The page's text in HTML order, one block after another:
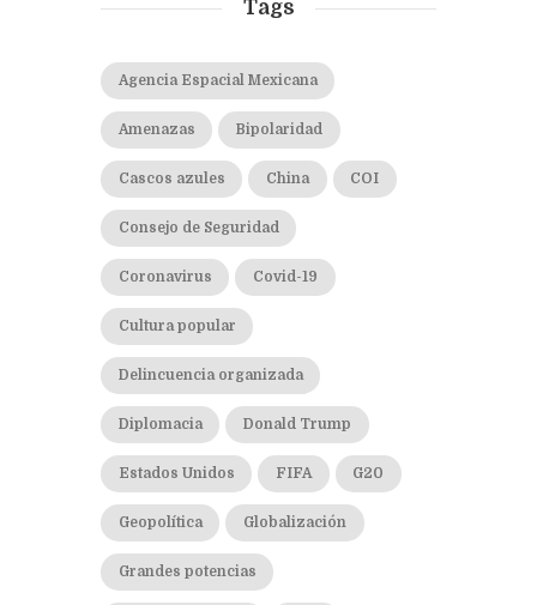
Tags
Agencia Espacial Mexicana
Amenazas Bipolaridad
Cascos azules China COI
Consejo de Seguridad
Coronavirus Covid-19
Cultura popular
Delincuencia organizada
Diplomacia Donald Trump
Estados Unidos FIFA G20
Geopolítica Globalización
Grandes potencias